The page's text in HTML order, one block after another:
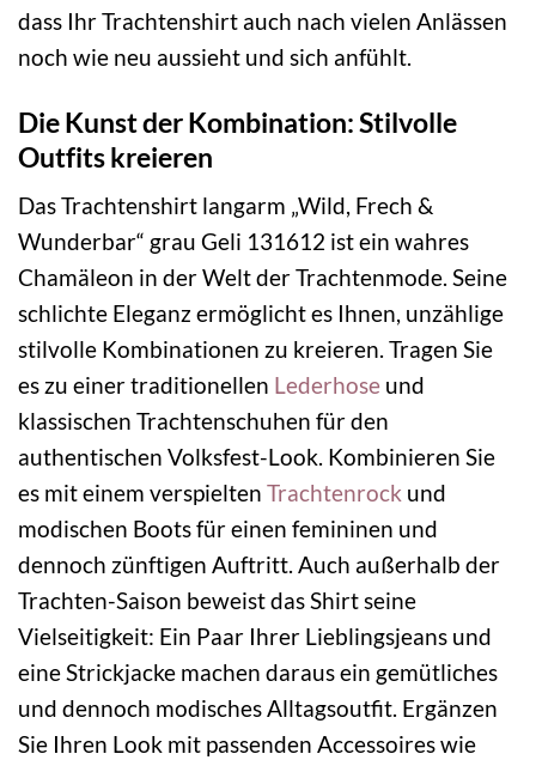
dass Ihr Trachtenshirt auch nach vielen Anlässen
noch wie neu aussieht und sich anfühlt.
Die Kunst der Kombination: Stilvolle
Outfits kreieren
Das Trachtenshirt langarm „Wild, Frech &
Wunderbar“ grau Geli 131612 ist ein wahres
Chamäleon in der Welt der Trachtenmode. Seine
schlichte Eleganz ermöglicht es Ihnen, unzählige
stilvolle Kombinationen zu kreieren. Tragen Sie
es zu einer traditionellen Lederhose und
klassischen Trachtenschuhen für den
authentischen Volksfest-Look. Kombinieren Sie
es mit einem verspielten Trachtenrock und
modischen Boots für einen femininen und
dennoch zünftigen Auftritt. Auch außerhalb der
Trachten-Saison beweist das Shirt seine
Vielseitigkeit: Ein Paar Ihrer Lieblingsjeans und
eine Strickjacke machen daraus ein gemütliches
und dennoch modisches Alltagsoutfit. Ergänzen
Sie Ihren Look mit passenden Accessoires wie